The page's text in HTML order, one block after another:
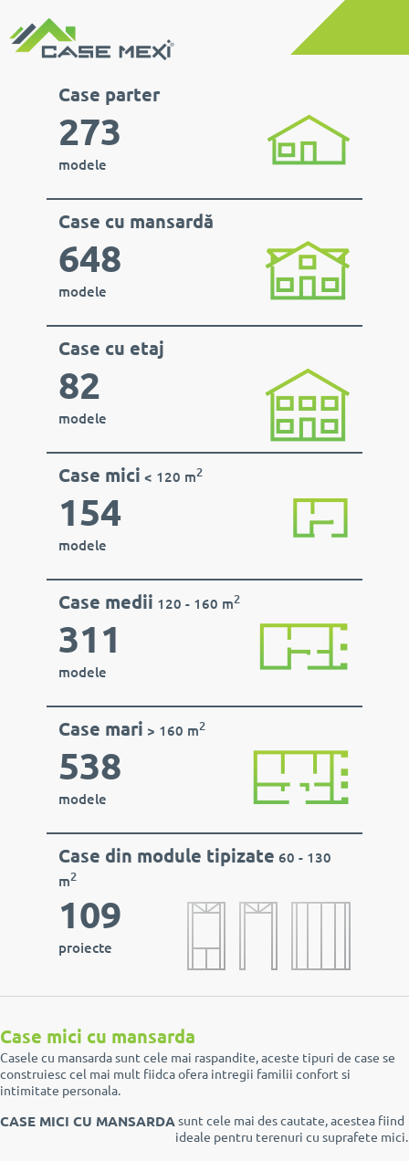
Case parter
273
modele
Case cu mansardă
648
modele
Case cu etaj
82
modele
Case mici < 120 m2
154
modele
Case medii 120 - 160 m2
311
modele
Case mari > 160 m2
538
modele
Case din module tipizate 60 - 130
m2
109
proiecte
Case mici cu mansarda
Casele cu mansarda sunt cele mai raspandite, aceste tipuri de case se
construiesc cel mai mult fiidca ofera intregii familii confort si
intimitate personala.
CASE MICI CU MANSARDAsunt cele mai des cautate, acestea fiind
ideale pentru terenuri cu suprafete mici.